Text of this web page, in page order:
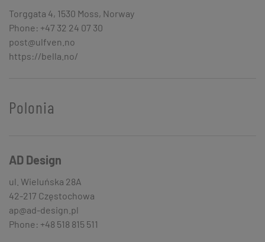
Torggata 4, 1530 Moss, Norway
Phone: +47 32 24 07 30
post@ulfven.no
https://bella.no/
Polonia
AD Design
ul. Wieluńska 28A
42-217 Częstochowa
ap@ad-design.pl
Phone: +48 518 815 511